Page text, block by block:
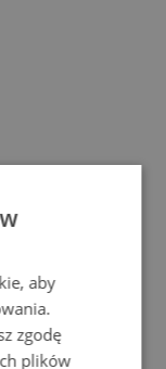
aby
zgodę
plików